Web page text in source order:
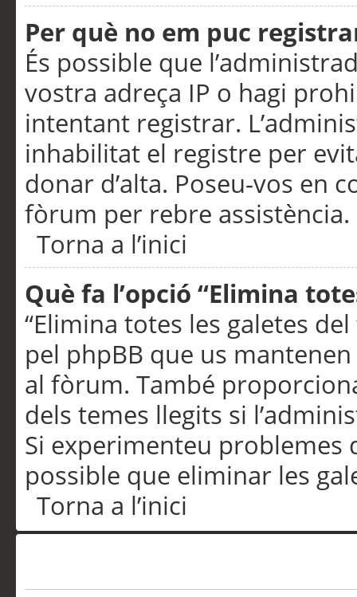
Per què no em puc
És possible que
vostra adreça IP o hagi
intentant registrar.
inhabilitat el registre per
donar d’alta. Poseu-vos en
fòrum per rebre assistència.
Torna a l’inici
Què fa l’opció “Elimina
“Elimina totes les galetes
pel phpBB que us
al fòrum. També
dels temes llegits si
Si experimenteu problemes
possible que eliminar les
Torna a l’inici